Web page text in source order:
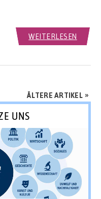
WEITERLESEN
ÄLTERE ARTIKEL »
UNS